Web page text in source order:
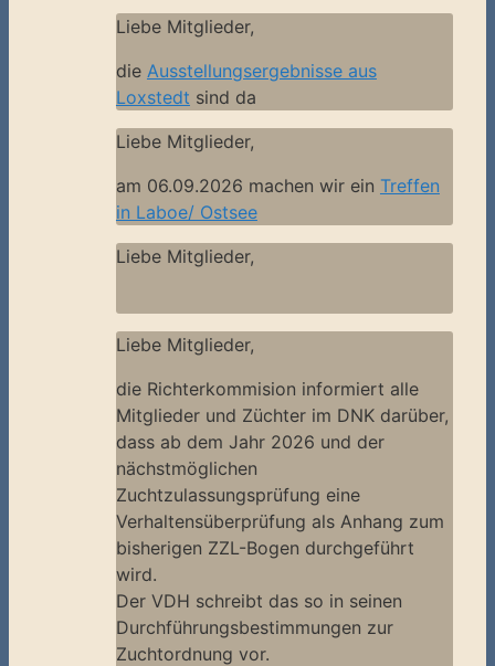
Liebe Mitglieder,
die Ausstellungsergebnisse aus
Loxstedt sind da
Liebe Mitglieder,
am 06.09.2026 machen wir ein Treffen
in Laboe/ Ostsee
Liebe Mitglieder,
Liebe Mitglieder,
die Richterkommision informiert alle
Mitglieder und Züchter im DNK darüber,
dass ab dem Jahr 2026 und der
nächstmöglichen
Zuchtzulassungsprüfung eine
Verhaltensüberprüfung als Anhang zum
bisherigen ZZL-Bogen durchgeführt
wird.
Der VDH schreibt das so in seinen
Durchführungsbestimmungen zur
Zuchtordnung vor.